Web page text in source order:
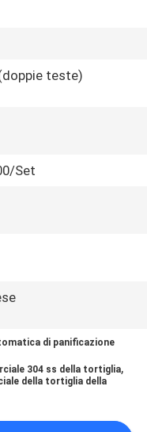
teste)
Set
di panificazione
304 ss della tortiglia,
della tortiglia della